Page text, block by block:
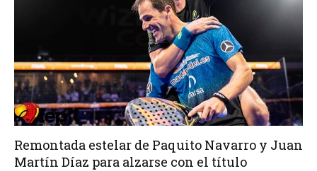
Remontada estelar de Paquito Navarro y Juan
Martín Díaz para alzarse con el título